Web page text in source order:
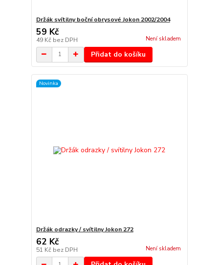
Držák svítilny boční obrysové Jokon 2002/2004
59 Kč
49 Kč bez DPH Není skladem
Přidat do košíku
Novinka
Držák odrazky / svítilny Jokon 272
62 Kč
51 Kč bez DPH Není skladem